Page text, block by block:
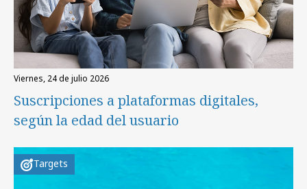
viernes, 24 de julio 2026
Suscripciones a plataformas digitales,
según la edad del usuario
Targets